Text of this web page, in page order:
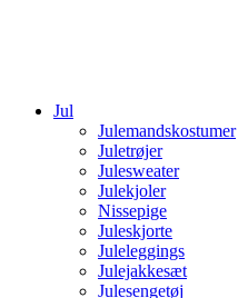
Jul
Julemandskostumer
Juletrøjer
Julesweater
Julekjoler
Nissepige
Juleskjorte
Juleleggings
Julejakkesæt
Julesengetøj